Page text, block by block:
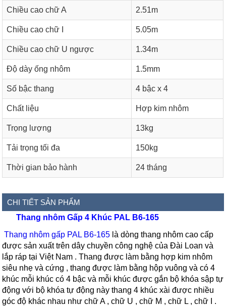
Chiều cao chữ A 2.51m
Chiều cao chữ I 5.05m
Chiều cao chữ U ngược 1.34m
Độ dày ống nhôm 1.5mm
Số bậc thang 4 bậc x 4
Chất liệu Hợp kim nhôm
Trọng lượng 13kg
Tải trọng tối đa 150kg
Thời gian bảo hành 24 tháng
CHI TIẾT SẢN PHẨM
Thang nhôm Gấp 4 Khúc PAL B6-165
Thang nhôm gấp PAL B6-165 là dòng thang nhôm cao cấp
được sản xuất trên dây chuyền công nghệ của Đài Loan và
lắp ráp tại Việt Nam . Thang được làm bằng hợp kim nhôm
siêu nhẹ và cứng , thang được làm bằng hộp vuông và có 4
khúc mỗi khúc có 4 bậc và mỗi khúc được gắn bộ khóa sập tự
động với bộ khóa tự động này thang 4 khúc xài được nhiều
góc độ khác nhau như chữ A , chữ U , chữ M , chữ L , chữ I .